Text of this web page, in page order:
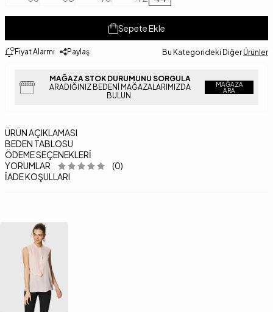
Sepete Ekle
Fiyat Alarmı Paylaş Bu Kategorideki Diğer Ürünler
MAĞAZA STOK DURUMUNU SORGULA
ARADIĞINIZ BEDENI MAĞAZALARIMIZDA
BULUN.
MAĞAZA
ARA
ÜRÜN AÇIKLAMASI
BEDEN TABLOSU
ÖDEME SEÇENEKLERI
YORUMLAR
(0)
İADE KOŞULLARI